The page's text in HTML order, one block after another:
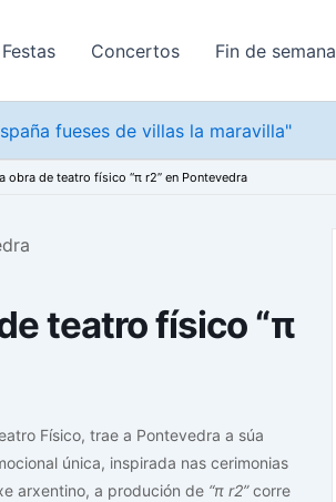
Festas Concertos Fin de semana
fueses de villas la maravilla"
obra de teatro físico “π r2” en Pontevedra
teatro físico “π
Físico, trae a Pontevedra a súa
única, inspirada nas cerimonias
arxentino, a produción de “π r2”corre